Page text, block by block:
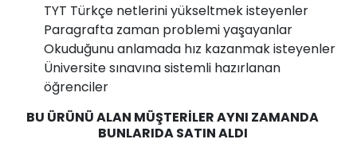
TYT Türkçe netlerini yükseltmek isteyenler
Paragrafta zaman problemi yaşayanlar
Okuduğunu anlamada hız kazanmak isteyenler
Üniversite sınavına sistemli hazırlanan
öğrenciler
BU ÜRÜNÜ ALAN MÜŞTERILER AYNI ZAMANDA
BUNLARIDA SATIN ALDI